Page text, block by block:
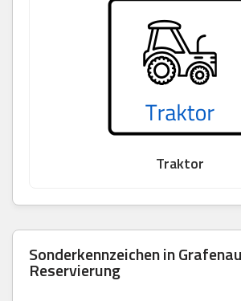
Traktor
Sonderkennzeichen in
Reservierung